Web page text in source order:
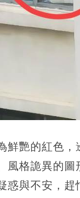
鮮艷的紅色，
風格詭異的
惑與不安，